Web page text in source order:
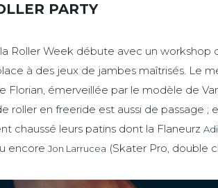
PARTY
la Roller Week débute avec un workshop
à des jeux de jambes maîtrisés. Le
Florian, émerveillée par le modèle de
roller en freeride est aussi de passage ;
chaussé leurs patins dont la Flaneurz
encoreJon Larrucea (Skater Pro, double